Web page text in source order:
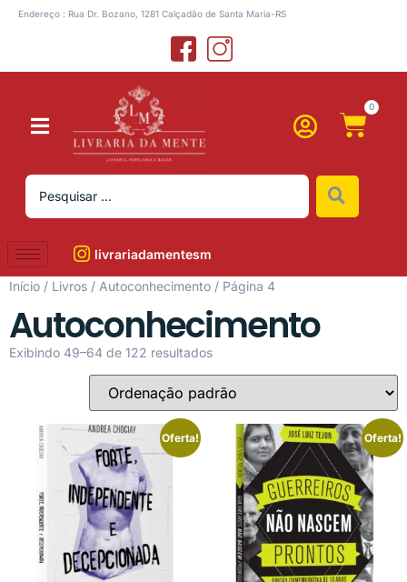
Endereço : Rua Dr. Bozano, 1281 Calçadão de Santa Maria-RS
0
livrariadamentesm
Início / Livros / Autoconhecimento / Página 4
Autoconhecimento
Exibindo 49–64 de 122 resultados
Oferta! Oferta!